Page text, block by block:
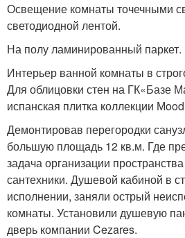
Освещение комнаты точечными
светодиодной лентой.
На полу ламинированный паркет.
Интерьер ванной комнаты в
Для облицовки стен на ГК«Базе
испанская плитка коллекции
Демонтировав перегородки
большую площадь 12 кв.м. Где
задача организации
сантехники. Душевой кабиной в
исполнении, заняли острый
комнаты. Установили душевую
дверь компании Cezares.